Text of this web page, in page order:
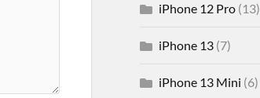
iPhone 12 Pro(13)
iPhone 13(7)
iPhone 13 Mini (6)